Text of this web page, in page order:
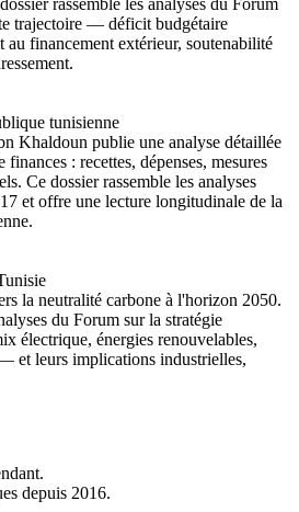
rassemble les analyses du Forum
trajectoire — déficit budgétaire
au financement extérieur, soutenabilité
tunisienne
Khaldoun publie une analyse détaillée
: recettes, dépenses, mesures
Ce dossier rassemble les analyses
et offre une lecture longitudinale de la
la neutralité carbone à l'horizon 2050.
du Forum sur la stratégie
électrique, énergies renouvelables,
et leurs implications industrielles,
depuis 2016.